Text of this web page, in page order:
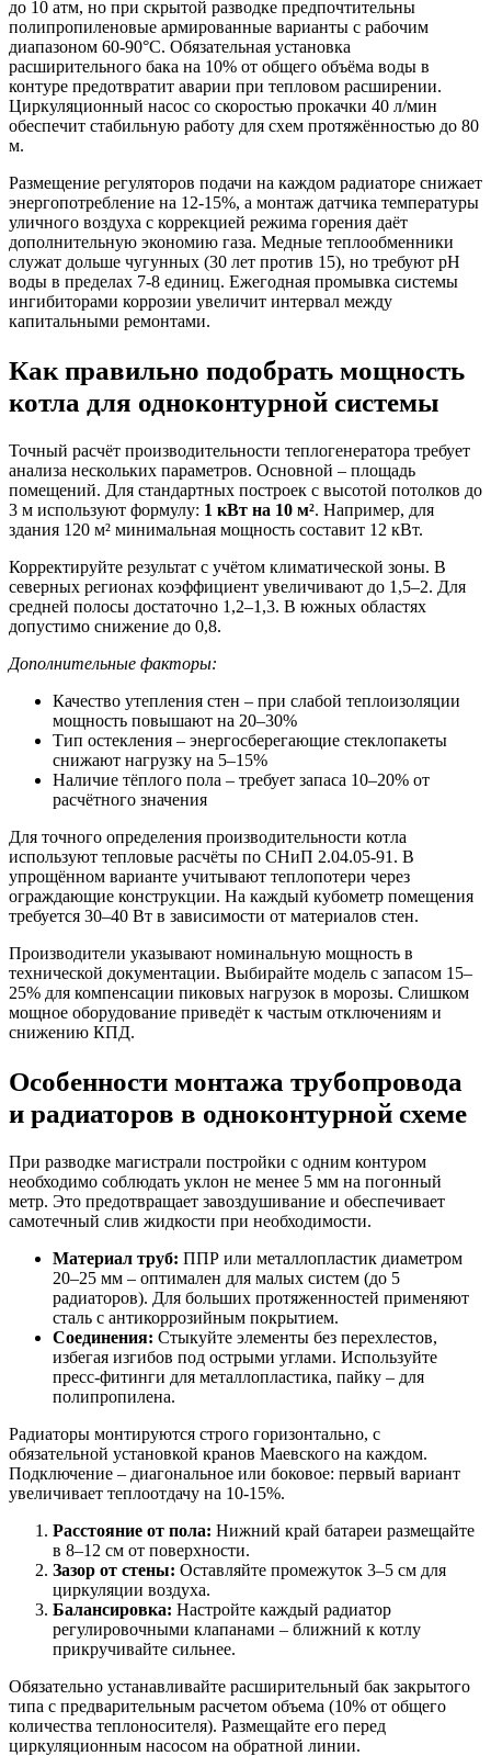
до 10 атм, но при скрытой разводке предпочтительны
полипропиленовые армированные варианты с рабочим
диапазоном 60-90°C. Обязательная установка
расширительного бака на 10% от общего объёма воды в
контуре предотвратит аварии при тепловом расширении.
Циркуляционный насос со скоростью прокачки 40 л/мин
обеспечит стабильную работу для схем протяжённостью до 80
м.
Размещение регуляторов подачи на каждом радиаторе снижает
энергопотребление на 12-15%, а монтаж датчика температуры
уличного воздуха с коррекцией режима горения даёт
дополнительную экономию газа. Медные теплообменники
служат дольше чугунных (30 лет против 15), но требуют pH
воды в пределах 7-8 единиц. Ежегодная промывка системы
ингибиторами коррозии увеличит интервал между
капитальными ремонтами.
Как правильно подобрать мощность
котла для одноконтурной системы
Точный расчёт производительности теплогенератора требует
анализа нескольких параметров. Основной – площадь
помещений. Для стандартных построек с высотой потолков до
3 м используют формулу: 1 кВт на 10 м². Например, для
здания 120 м² минимальная мощность составит 12 кВт.
Корректируйте результат с учётом климатической зоны. В
северных регионах коэффициент увеличивают до 1,5–2. Для
средней полосы достаточно 1,2–1,3. В южных областях
допустимо снижение до 0,8.
Дополнительные факторы:
Качество утепления стен – при слабой теплоизоляции
мощность повышают на 20–30%
Тип остекления – энергосберегающие стеклопакеты
снижают нагрузку на 5–15%
Наличие тёплого пола – требует запаса 10–20% от
расчётного значения
Для точного определения производительности котла
используют тепловые расчёты по СНиП 2.04.05-91. В
упрощённом варианте учитывают теплопотери через
ограждающие конструкции. На каждый кубометр помещения
требуется 30–40 Вт в зависимости от материалов стен.
Производители указывают номинальную мощность в
технической документации. Выбирайте модель с запасом 15–
25% для компенсации пиковых нагрузок в морозы. Слишком
мощное оборудование приведёт к частым отключениям и
снижению КПД.
Особенности монтажа трубопровода
и радиаторов в одноконтурной схеме
При разводке магистрали постройки с одним контуром
необходимо соблюдать уклон не менее 5 мм на погонный
метр. Это предотвращает завоздушивание и обеспечивает
самотечный слив жидкости при необходимости.
Материал труб: ППР или металлопластик диаметром
20–25 мм – оптимален для малых систем (до 5
радиаторов). Для больших протяженностей применяют
сталь с антикоррозийным покрытием.
Соединения: Стыкуйте элементы без перехлестов,
избегая изгибов под острыми углами. Используйте
пресс-фитинги для металлопластика, пайку – для
полипропилена.
Радиаторы монтируются строго горизонтально, с
обязательной установкой кранов Маевского на каждом.
Подключение – диагональное или боковое: первый вариант
увеличивает теплоотдачу на 10-15%.
Расстояние от пола: Нижний край батареи размещайте
в 8–12 см от поверхности.
Зазор от стены: Оставляйте промежуток 3–5 см для
циркуляции воздуха.
Балансировка: Настройте каждый радиатор
регулировочными клапанами – ближний к котлу
прикручивайте сильнее.
Обязательно устанавливайте расширительный бак закрытого
типа с предварительным расчетом объема (10% от общего
количества теплоносителя). Размещайте его перед
циркуляционным насосом на обратной линии.